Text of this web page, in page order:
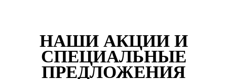
НАШИ АКЦИИ И
СПЕЦИАЛЬНЫЕ
ПРЕДЛОЖЕНИЯ